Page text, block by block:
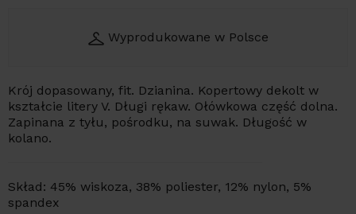
Wyprodukowane w Polsce
Krój dopasowany, fit. Dzianina. Kopertowy dekolt w
kształcie litery V. Długi rękaw. Ołówkowa część dolna.
Zapinana z tyłu, pośrodku, na suwak. Długość w
kolano.
Skład: 45% wiskoza, 38% poliester, 12% nylon, 5%
spandex